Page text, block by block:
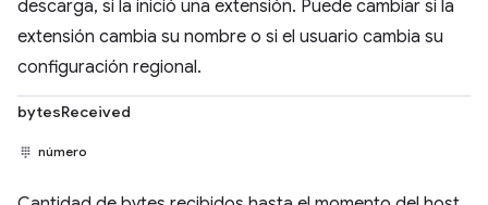
descarga, si la inició una extensión. Puede cambiar si la
extensión cambia su nombre o si el usuario cambia su
configuración regional.
bytesReceived
número